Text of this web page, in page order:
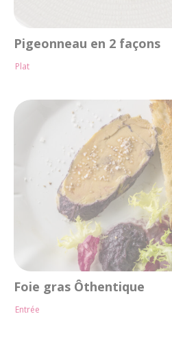
Pigeonneau en 2 façons
Plat
Foie gras Ôthentique
Entrée